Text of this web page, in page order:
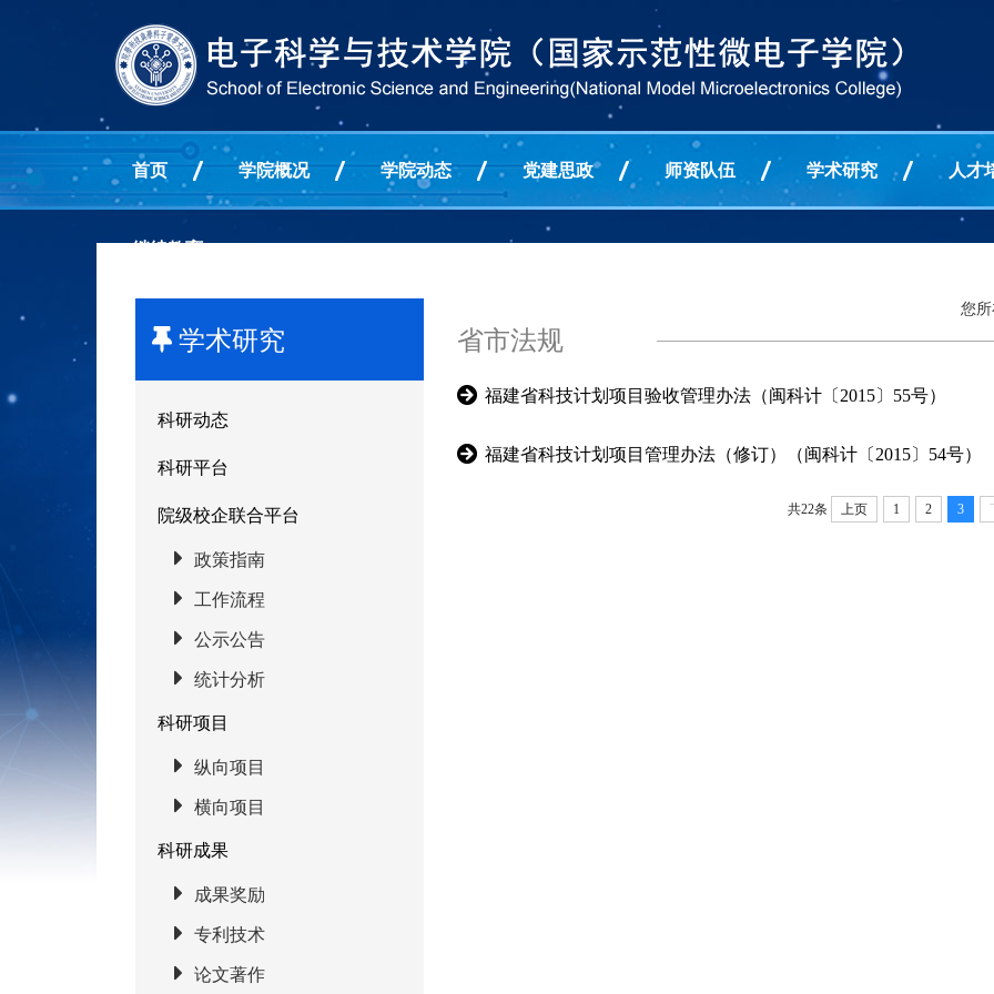
首页 学院概况 学院动态 党建思政 师资队伍 学术研究 人才
继续教育
学术研究
科研动态
科研平台
院级校企联合平台
政策指南
工作流程
公示公告
统计分析
科研项目
纵向项目
横向项目
科研成果
成果奖励
专利技术
论文著作
您
省市法规
福建省科技计划项目验收管理办法（闽科计〔2015〕55号）
福建省科技计划项目管理办法（修订）（闽科计〔2015〕54号）
共22条 上页 1 2 3